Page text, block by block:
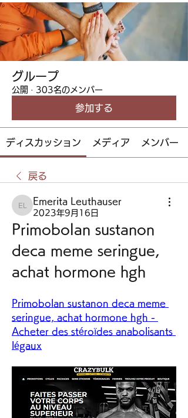
グループ
公開 · 303名のメンバー
参加する
ディスカッション メディア メンバー
戻る
Emerita Leuthauser
Emerita Leuthauser
2023年9月16日
Primobolan sustanon
deca meme seringue,
achat hormone hgh
Primobolan sustanon deca meme
seringue, achat hormone hgh -
Acheter des stéroïdes anabolisants
légaux